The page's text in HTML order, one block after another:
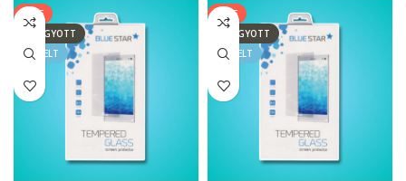
SALE
ELFOGYOTT
KIEMELT
SALE
ELFOGYOTT
KIEMELT